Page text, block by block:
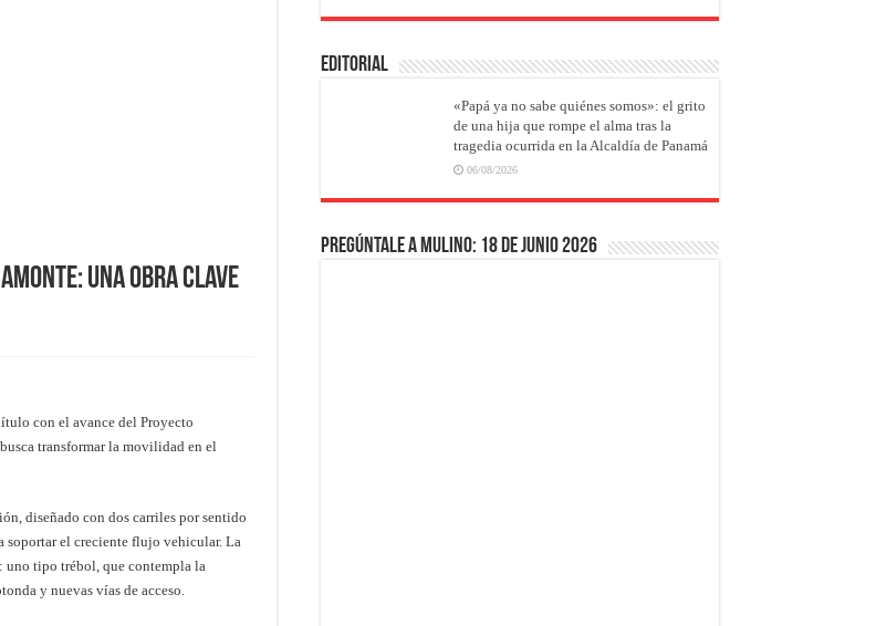
una obra clave
con el avance del Proyecto
transformar la movilidad en el
diseñado con dos carriles por sentido
el creciente flujo vehicular. La
uno tipo trébol, que contempla la
y nuevas vías de acceso.
EDITORIAL
«Papá ya no sabe quiénes somos»: el grito
de una hija que rompe el alma tras la
tragedia ocurrida en la Alcaldía de Panamá
06/08/2026
Pregúntale a Mulino: 18 de junio 2026